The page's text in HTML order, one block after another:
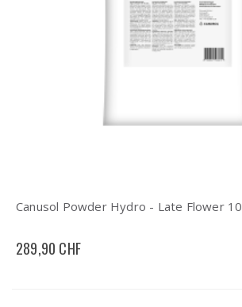
Canusol Powder Hydro - Late Flower
289,90 CHF